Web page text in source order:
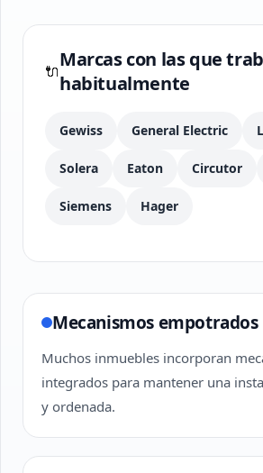
🔌Marcas con las que
habitualmente
Gewiss General Electric
Solera Eaton Circutor
Siemens Hager
Mecanismos empotrados
Muchos inmuebles incorporan
integrados para mantener una
y ordenada.